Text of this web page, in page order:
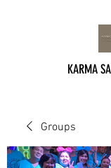
KARMA
Groups